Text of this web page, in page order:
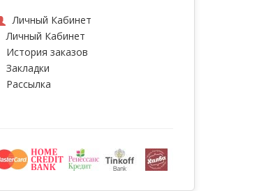
Личный Кабинет
Личный Кабинет
История заказов
Закладки
Рассылка